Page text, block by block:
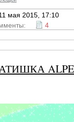
мая 2015, 17:10
4